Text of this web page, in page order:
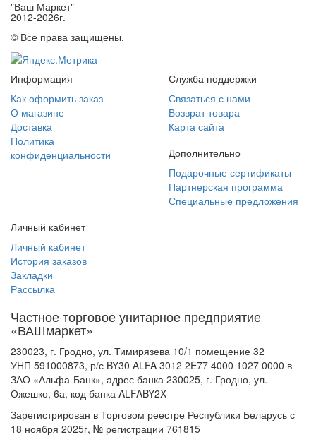
"Ваш Маркет"
2012-2026г.
© Все права защищены.
Информация
Как оформить заказ
О магазине
Доставка
Политика
конфиденциальности
Служба поддержки
Связаться с нами
Возврат товара
Карта сайта
Дополнительно
Подарочные сертификаты
Партнерская программа
Специальные предложения
Личный кабинет
Личный кабинет
История заказов
Закладки
Рассылка
Частное торговое унитарное предприятие
«ВАШмаркет»
230023, г. Гродно, ул. Тимирязева 10/1 помещение 32
УНП 591000873, р/с BY30 ALFA 3012 2E77 4000 1027 0000 в
ЗАО «Альфа-Банк», адрес банка 230025, г. Гродно, ул.
Ожешко, 6а, код банка ALFABY2X
Зарегистрирован в Торговом реестре Республики Беларусь с
18 ноября 2025г, № регистрации 761815